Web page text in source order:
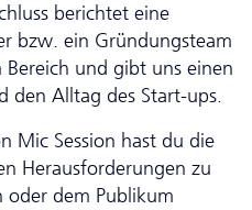
berichtet eine
bzw. ein Gründungsteam
und gibt uns einen
den Alltag des Start-ups.
Mic Session hast du die
Herausforderungen zu
oder dem Publikum